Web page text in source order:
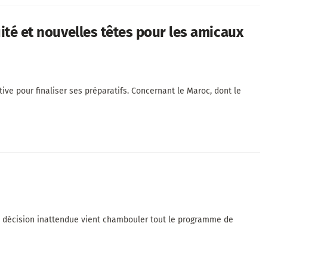
et nouvelles têtes pour les amicaux
pour finaliser ses préparatifs. Concernant le Maroc, dont le
inattendue vient chambouler tout le programme de